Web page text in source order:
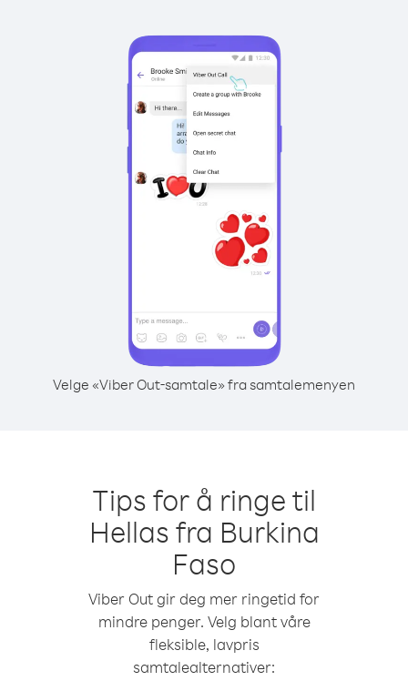
Velge «Viber Out-samtale» fra samtalemenyen
Tips for å ringe til
Hellas fra Burkina
Faso
Viber Out gir deg mer ringetid for
mindre penger. Velg blant våre
fleksible, lavpris
samtalealternativer: